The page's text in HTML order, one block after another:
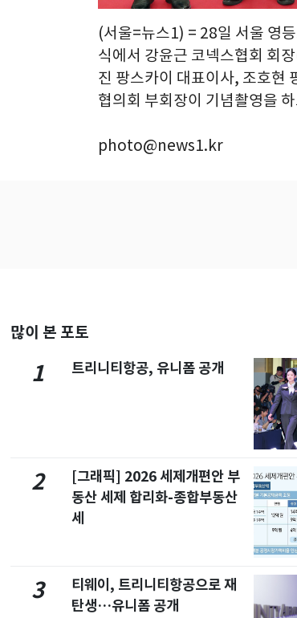
(서울=뉴스1) = 28일 서울 영
식에서 강윤근 코넥스협회 회
진 팡스카이 대표이사, 조호현
협의회 부회장이 기념촬영을
photo@news1.kr
많이 본 포토
1 트리니티항공, 유니폼 공개
2
[그래픽] 2026 세제개편안 부
동산 세제 합리화-종합부동산
세
3
티웨이, 트리니티항공으로 재
탄생…유니폼 공개